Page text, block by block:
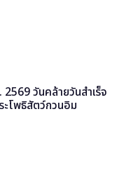
วันคล้ายวันสำเร็จ
โพธิสัตว์กวนอิม